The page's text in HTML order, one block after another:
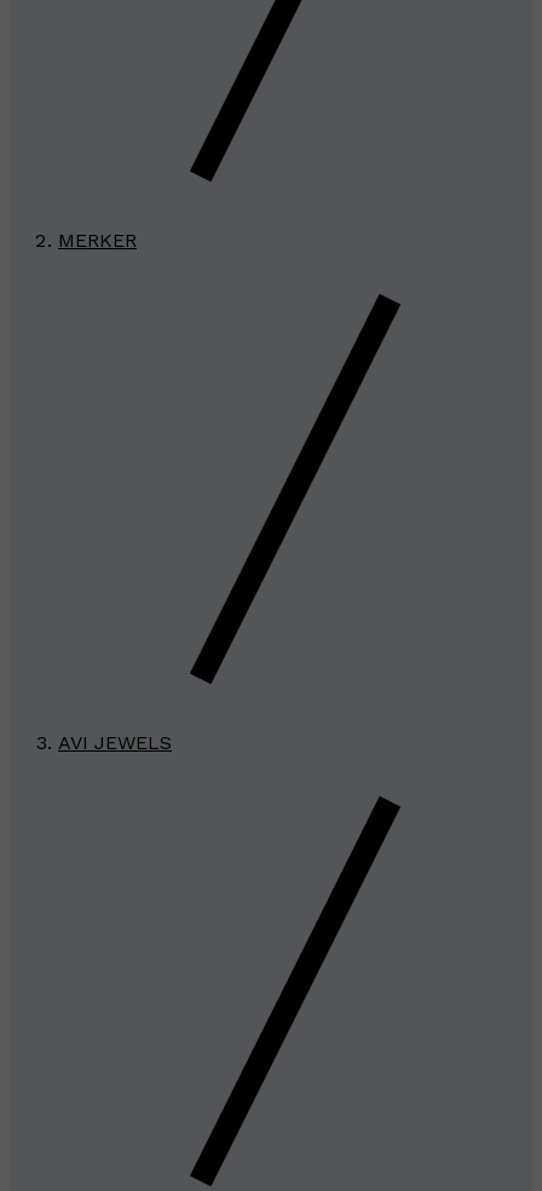
MERKER
AVI JEWELS